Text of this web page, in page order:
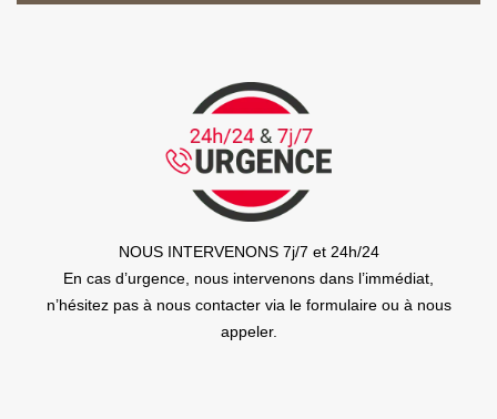
NOUS INTERVENONS 7j/7 et 24h/24
En cas d’urgence, nous intervenons dans l’immédiat,
n’hésitez pas à nous contacter via le formulaire ou à nous
appeler.